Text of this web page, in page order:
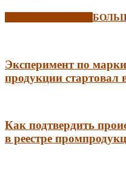
Эксперимент по
продукции стартовал
Как подтвердить
в реестре